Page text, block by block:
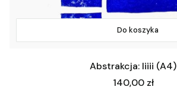
Do koszyka
Abstrakcja: Iiiii (A4)
Cena
140,00 zł